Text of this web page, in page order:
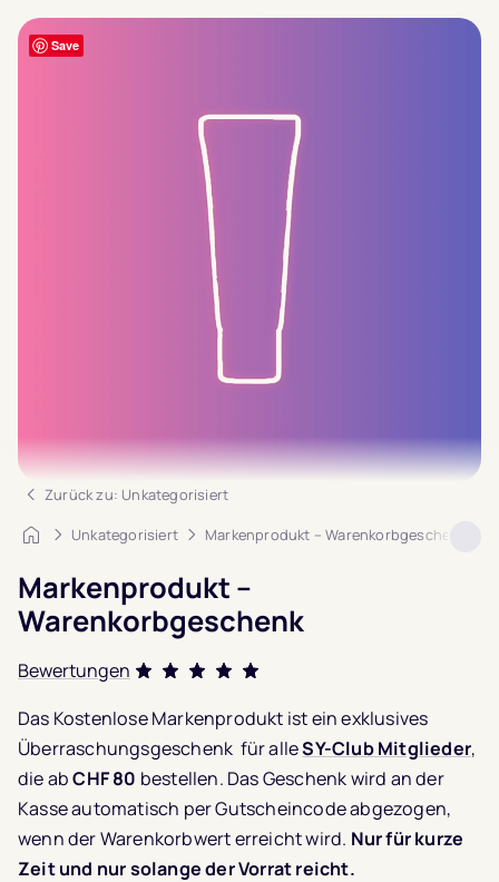
Save
Zurück zu: Unkategorisiert
Startseite
Unkategorisiert Markenprodukt – Warenkorbgeschenk
Markenprodukt –
Warenkorbgeschenk
Bewertungen
5.0von 5,
basierend auf2
Kundenbewertungen
Das Kostenlose Markenprodukt ist ein exklusives
Überraschungsgeschenk für alleSY-Club Mitglieder,
die abCHF 80 bestellen. Das Geschenk wird an der
Kasse automatisch per Gutscheincode abgezogen,
wenn der Warenkorbwert erreicht wird. Nur für kurze
Zeit und nur solange der Vorrat reicht.